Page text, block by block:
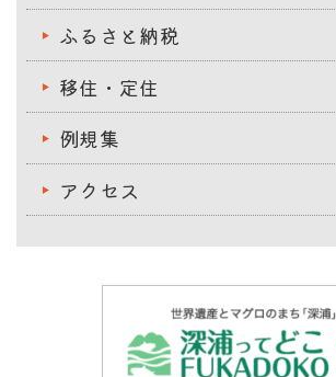
ふるさと納税
移住・定住
例規集
アクセス